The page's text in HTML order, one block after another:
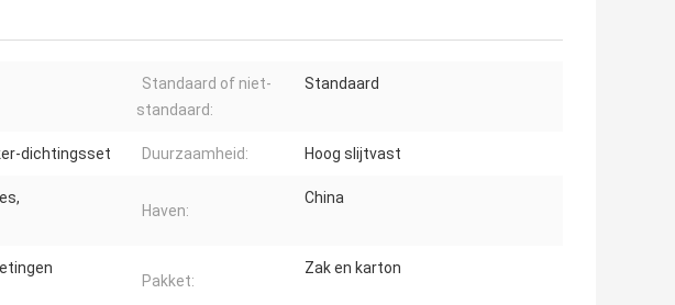
Standaard of niet-
standaard:
Standaard
dichtingsset Duurzaamheid: Hoog slijtvast
Haven:
China
Pakket:
Zak en karton